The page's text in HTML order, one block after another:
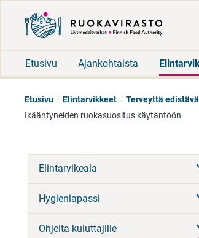
Etusivu Ajankohtaista
Etusivu Elintarvikkeet Terveyttä
Ikääntyneiden ruokasuositus käytäntöön
Elintarvikeala
Hygieniapassi
Ohjeita kuluttajille